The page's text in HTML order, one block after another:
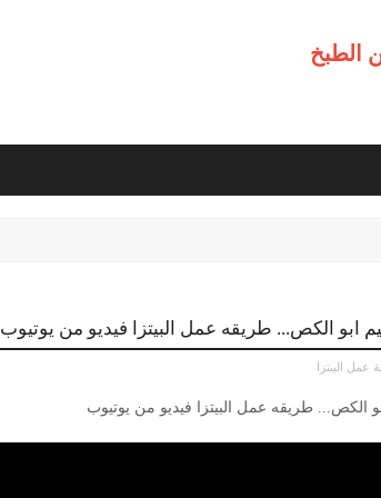
الطبخ
ابو الكص... طريقه عمل البيتزا فيديو من يوتيوب
عمل البيتزا
الكص... طريقه عمل البيتزا فيديو من يوتيوب